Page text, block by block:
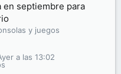
en septiembre para
y juegos
a las 13:02